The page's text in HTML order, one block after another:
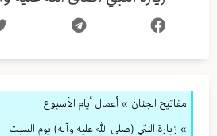
مفاتيح الجنان » أعمال أيام الأسبوع
» زيارة النبّي (صلى الله عليه وآله) يوم السبت